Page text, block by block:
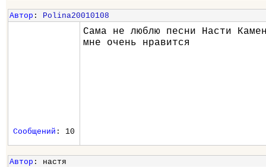
Автор : Polina20010108
Сама не люблю песни Насти
мне очень нравится
Сообщений : 10
Автор : настя